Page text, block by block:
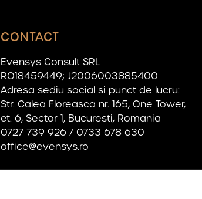
CONTACT
Evensys Consult SRL
RO18459449; J2006003885400
Adresa sediu social si punct de lucru:
Str. Calea Floreasca nr. 165, One Tower,
et. 6, Sector 1, Bucuresti, Romania
0727 739 926 / 0733 678 630
office@evensys.ro